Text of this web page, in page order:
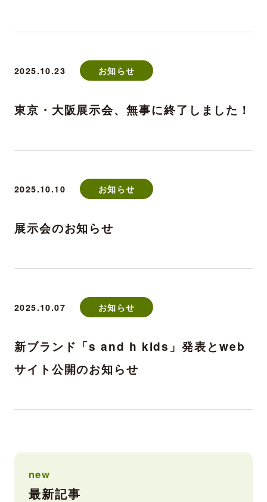
2025.10.23 お知らせ
東京・大阪展示会、無事に終了しました！
2025.10.10 お知らせ
展示会のお知らせ
2025.10.07 お知らせ
新ブランド「s and h kids」発表とweb
サイト公開のお知らせ
new
最新記事